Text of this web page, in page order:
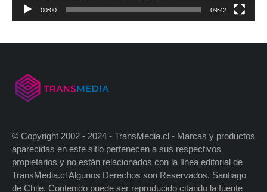
00:00 09:42
© Copyright 2002 - 2024 - TransMedia.cl - Marcas y productos
aparecidas en este sitio pertenecen a sus respectivos
propietarios y no están relacionados con la línea editorial de
TransMedia.cl Algunos Derechos son Reservados. Santiago
de Chile. Contenido puede ser reproducido citando la fuente